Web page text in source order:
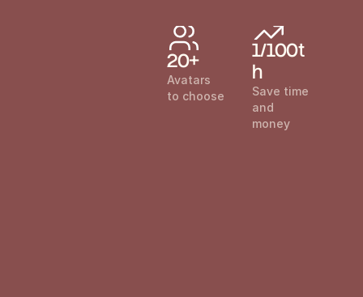
20+
Avatars
to choose
1/100t
h
Save time
and
money